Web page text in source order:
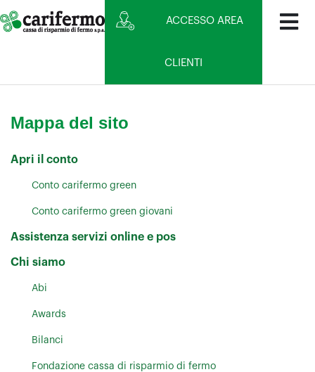
ACCESSO AREA
CLIENTI
Mappa del sito
Apri il conto
Conto carifermo green
Conto carifermo green giovani
Assistenza servizi online e pos
Chi siamo
Abi
Awards
Bilanci
Fondazione cassa di risparmio di fermo